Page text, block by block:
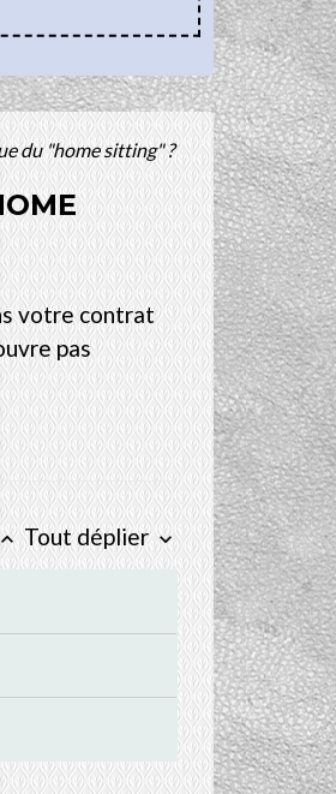
du "home sitting" ?
votre contrat
pas
Tout déplier keyboard_arrow_down